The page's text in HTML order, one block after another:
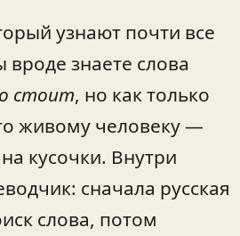
узнают почти все
знаете слова
стоит, но как только
живому человеку —
кусочки. Внутри
сначала русская
слова, потом